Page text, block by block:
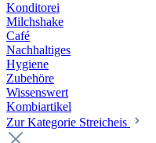
Konditorei
Milchshake
Café
Nachhaltiges
Hygiene
Zubehöre
Wissenswert
Kombiartikel
Zur Kategorie Streicheis